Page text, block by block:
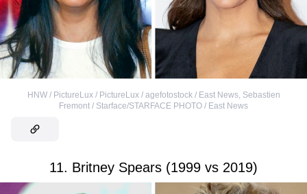
HNW / PictureLux / PictureLux / agefotostock / East News, Sebastien
Fremont / Starface/STARFACE PHOTO / East News
11. Britney Spears (1999 vs 2019)